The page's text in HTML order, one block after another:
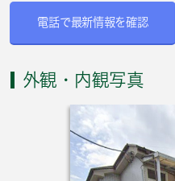
電話で最新情報を確認
外観・内観写真